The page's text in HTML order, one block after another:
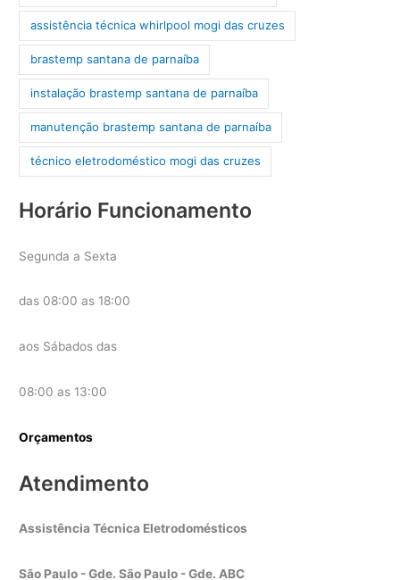
assistência técnica whirlpool mogi das cruzes
brastemp santana de parnaíba
instalação brastemp santana de parnaíba
manutenção brastemp santana de parnaíba
técnico eletrodoméstico mogi das cruzes
Horário Funcionamento
Segunda a Sexta
das 08:00 as 18:00
aos Sábados das
08:00 as 13:00
Orçamentos
Atendimento
Assistência Técnica Eletrodomésticos
São Paulo - Gde. São Paulo - Gde. ABC